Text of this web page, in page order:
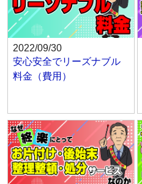
2022/09/30
安心安全でリーズナブル
料金（費用）